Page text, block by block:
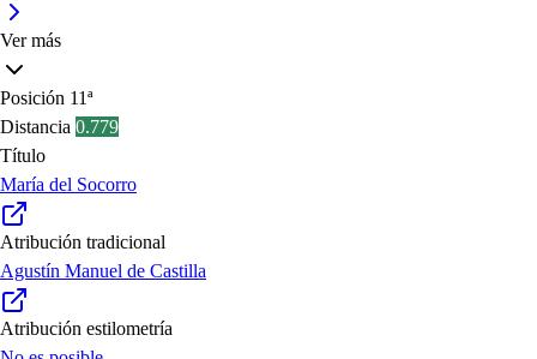
Ver más
Posición 11ª
Distancia 0.779
Título
María del Socorro
Atribución tradicional
Agustín Manuel de Castilla
Atribución estilometría